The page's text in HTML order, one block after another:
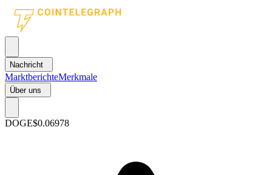
Nachricht
MarktberichteMerkmale
Über uns
DOGE$0.06978